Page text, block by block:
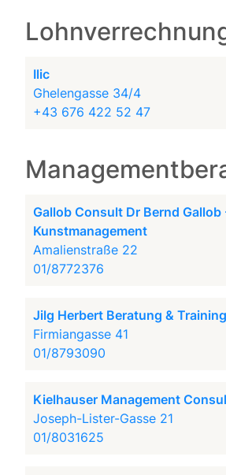
Ilic
Ghelengasse 34/4
+43 676 422 52 47
Gallob Consult Dr Bernd Gallob
Kunstmanagement
Amalienstraße 22
01/8772376
Jilg Herbert Beratung &
Firmiangasse 41
01/8793090
Kielhauser Management
Joseph-Lister-Gasse 21
01/8031625